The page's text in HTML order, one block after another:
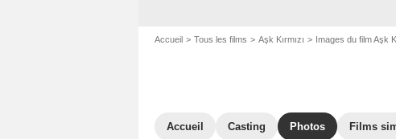
Accueil Tous les films Aşk Kırmızı Images du film Aşk
Accueil Casting Photos Films